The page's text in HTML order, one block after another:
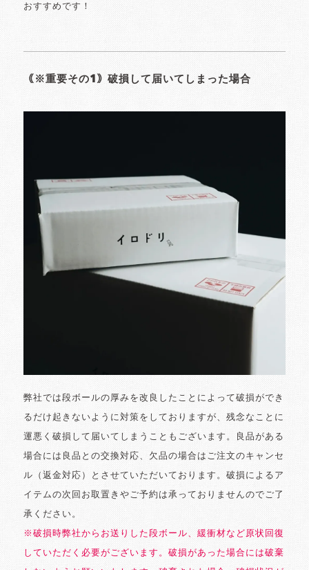
おすすめです！
｟※重要その1｠破損して届いてしまった場合
弊社では段ボールの厚みを改良したことによって破損ができ
るだけ起きないように対策をしておりますが、残念なことに
運悪く破損して届いてしまうこともございます。良品がある
場合には良品との交換対応、欠品の場合はご注文のキャンセ
ル（返金対応）とさせていただいております。破損によるア
イテムの次回お取置きやご予約は承っておりませんのでご了
承ください。
※破損時弊社からお送りした段ボール、緩衝材など原状回復
していただく必要がございます。破損があった場合には破棄